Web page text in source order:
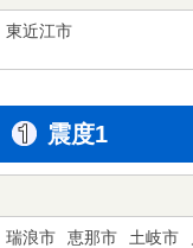
東近江市
震度1
瑞浪市 恵那市 土岐市